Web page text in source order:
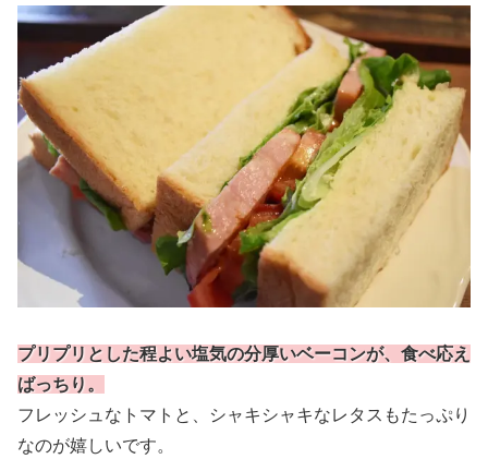
プリプリとした程よい塩気の分厚いベーコンが、食べ応え
ばっちり。
フレッシュなトマトと、シャキシャキなレタスもたっぷり
なのが嬉しいです。